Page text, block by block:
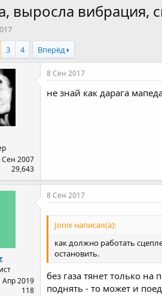
выросла вибрация,
3 4 Вперёд
Сен 2007
29,643
8 Сен 2017
не знай как дарага
Апр 2019
118
8 Сен 2017
Jonix написал(а):
как должно работать
остановить.
без газа тянет только на
поднять - то может и